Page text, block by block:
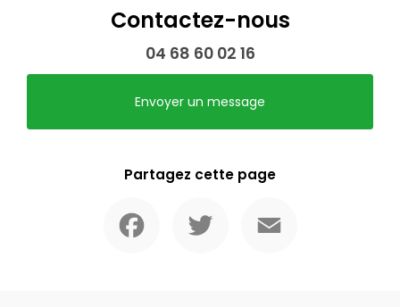
Contactez-nous
04 68 60 02 16
Envoyer un message
Partagez cette page